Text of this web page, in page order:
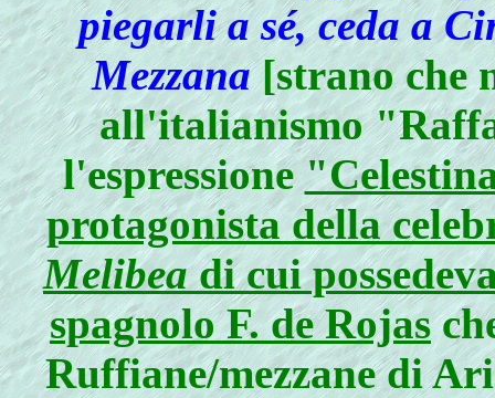
piegarli a sé, ceda a
Mezzana[strano che
all'italianismo
l'espressione
protagonista della
Melibeadi cui
spagnolo F. de Rojas
Ruffiane/mezzane di